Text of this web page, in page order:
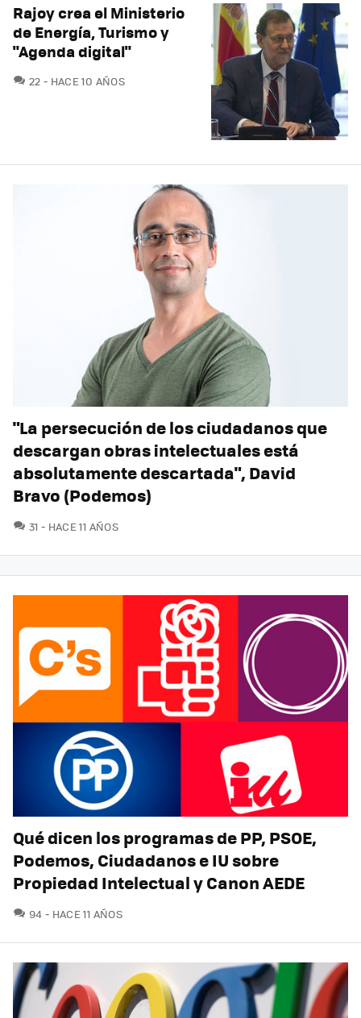
Rajoy crea el Ministerio
de Energía, Turismo y
"Agenda digital"
22 COMENTARIOS
HACE 10 AÑOS
"La persecución de los ciudadanos que
descargan obras intelectuales está
absolutamente descartada", David
Bravo (Podemos)
31 COMENTARIOS
HACE 11 AÑOS
Qué dicen los programas de PP, PSOE,
Podemos, Ciudadanos e IU sobre
Propiedad Intelectual y Canon AEDE
94 COMENTARIOS
HACE 11 AÑOS